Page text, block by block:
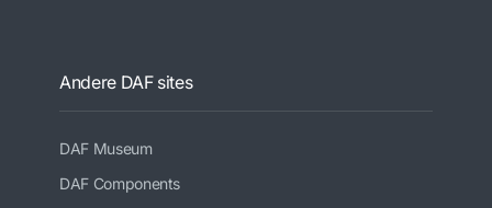
Andere DAF sites
DAF Museum
DAF Components